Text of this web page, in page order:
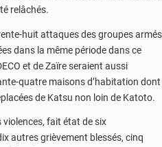
relâchés.
huit attaques des groupes armés
dans la même période dans ce
et de Zaïre seraient aussi
quatre maisons d’habitation dont
de Katsu non loin de Katoto.
violences, fait état de six
autres grièvement blessés, cinq